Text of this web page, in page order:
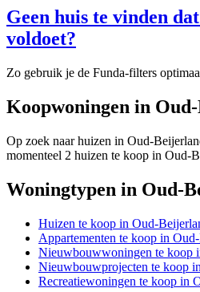
Geen huis te vinden
voldoet?
Zo gebruik je de Funda-filters
Koopwoningen in
Op zoek naar huizen in Oud-
momenteel 2 huizen te koop in Oud-
Woningtypen in Oud-
Huizen te koop in Oud-
Appartementen te koop in
Nieuwbouwwoningen te koop
Nieuwbouwprojecten te koop
Recreatiewoningen te koop in